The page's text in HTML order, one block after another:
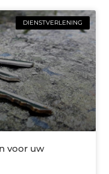
DIENSTVERLENING
voor uw